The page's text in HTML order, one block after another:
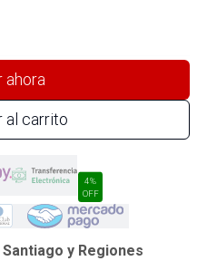
ahora
al carrito
4%
OFF
Santiago y Regiones